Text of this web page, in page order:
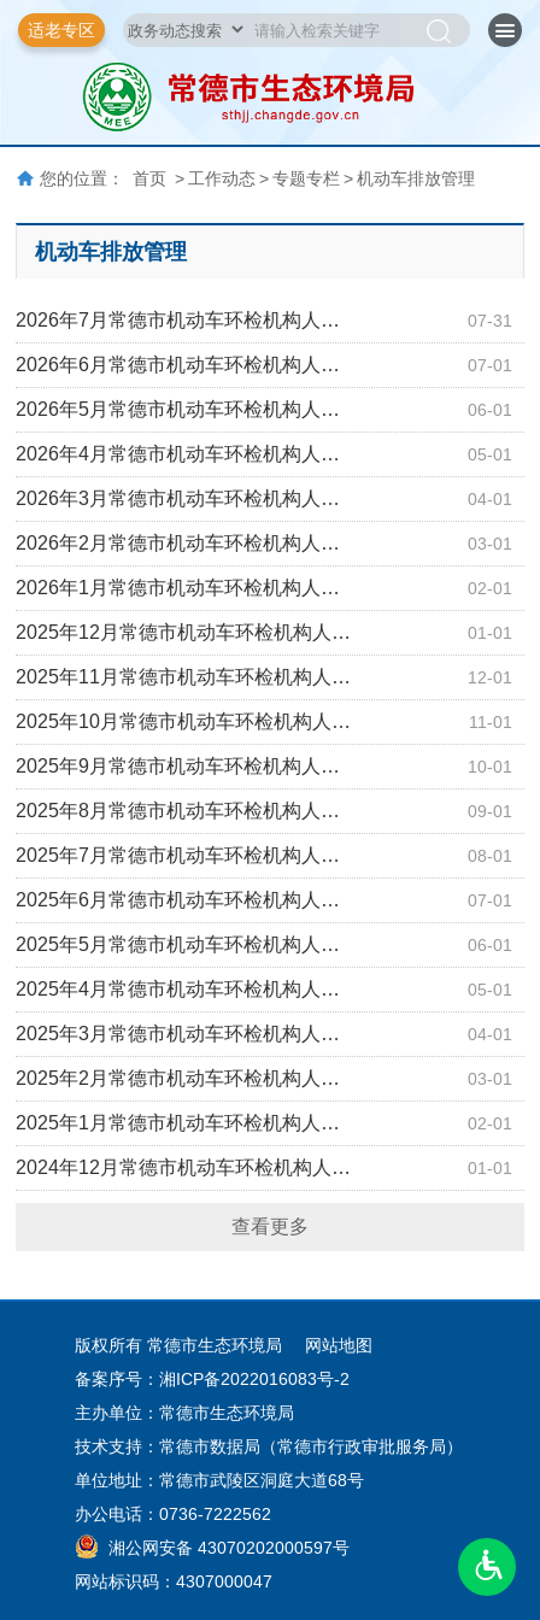
适老专区
您的位置： 首页 > 工作动态 > 专题专栏 > 机动车排放管理
机动车排放管理
07-31
2026年7月常德市机动车环检机构人…
07-01
2026年6月常德市机动车环检机构人…
06-01
2026年5月常德市机动车环检机构人…
05-01
2026年4月常德市机动车环检机构人…
04-01
2026年3月常德市机动车环检机构人…
03-01
2026年2月常德市机动车环检机构人…
02-01
2026年1月常德市机动车环检机构人…
01-01
2025年12月常德市机动车环检机构人…
12-01
2025年11月常德市机动车环检机构人…
11-01
2025年10月常德市机动车环检机构人…
10-01
2025年9月常德市机动车环检机构人…
09-01
2025年8月常德市机动车环检机构人…
08-01
2025年7月常德市机动车环检机构人…
07-01
2025年6月常德市机动车环检机构人…
06-01
2025年5月常德市机动车环检机构人…
05-01
2025年4月常德市机动车环检机构人…
04-01
2025年3月常德市机动车环检机构人…
03-01
2025年2月常德市机动车环检机构人…
02-01
2025年1月常德市机动车环检机构人…
01-01
2024年12月常德市机动车环检机构人…
查看更多
版权所有 常德市生态环境局
网站地图
备案序号：湘ICP备2022016083号-2
主办单位：常德市生态环境局
技术支持：常德市数据局（常德市行政审批服务局）
单位地址：常德市武陵区洞庭大道68号
办公电话：0736-7222562
湘公网安备 43070202000597号
网站标识码：4307000047